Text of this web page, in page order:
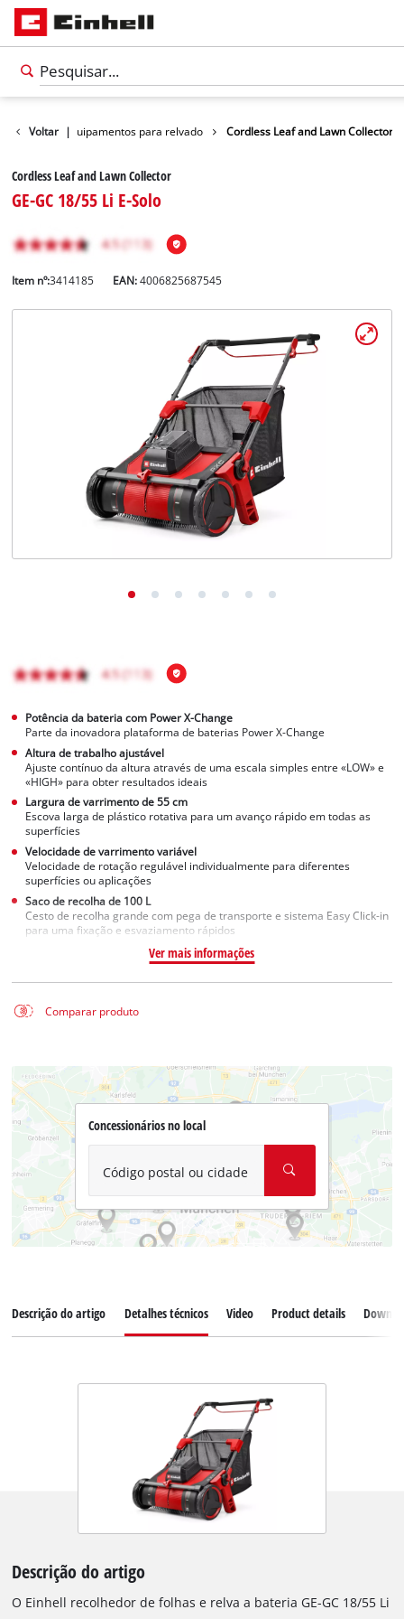
Voltar |
Outros equipamentos para relvado Cordless Leaf and Lawn Collector
Cordless Leaf and Lawn Collector
GE-GC 18/55 Li E-Solo
Item nº:3414185 EAN:4006825687545
Potência da bateria com Power X-Change
Parte da inovadora plataforma de baterias Power X-Change
Altura de trabalho ajustável
Ajuste contínuo da altura através de uma escala simples entre «LOW» e
«HIGH» para obter resultados ideais
Largura de varrimento de 55 cm
Escova larga de plástico rotativa para um avanço rápido em todas as
superfícies
Velocidade de varrimento variável
Velocidade de rotação regulável individualmente para diferentes
superfícies ou aplicações
Saco de recolha de 100 L
Cesto de recolha grande com pega de transporte e sistema Easy Click-in
para uma fixação e esvaziamento rápidos
Ver mais informações
Comparar produto
Concessionários no local
Código postal ou cidade
Descrição do artigo Detalhes técnicos Video Product details
Descrição do artigo
O Einhell recolhedor de folhas e relva a bateria GE-GC 18/55 Li